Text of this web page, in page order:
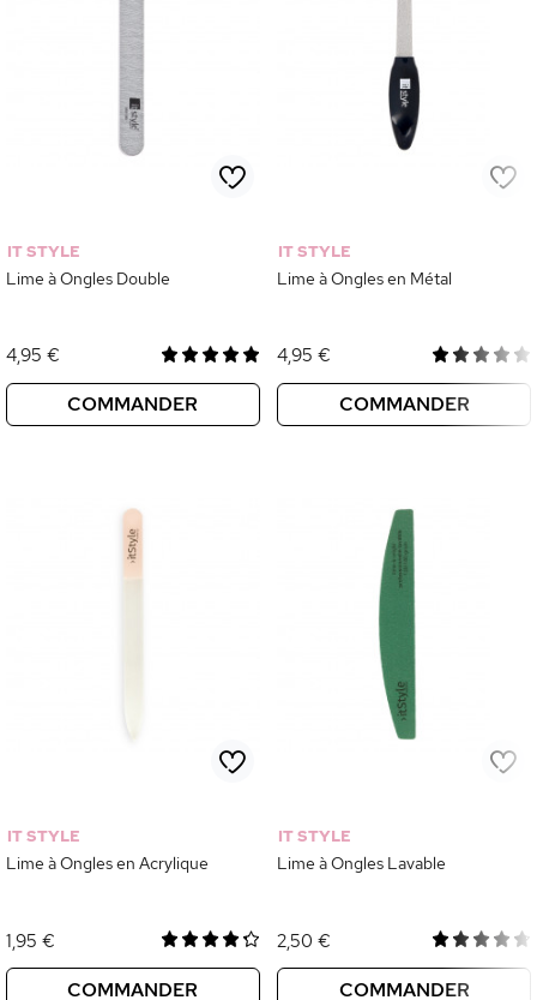
IT STYLE
Lime à Ongles Double
4,95 €
COMMANDER
IT STYLE
Lime à Ongles en Métal
4,95 €
COMMANDER
IT STYLE
Lime à Ongles en Acrylique
1,95 €
COMMANDER
IT STYLE
Lime à Ongles Lavable
2,50 €
COMMANDER